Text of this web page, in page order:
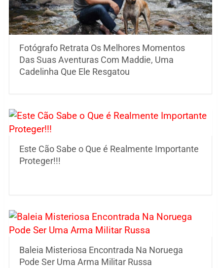
Fotógrafo Retrata Os Melhores Momentos
Das Suas Aventuras Com Maddie, Uma
Cadelinha Que Ele Resgatou
Este Cão Sabe o Que é Realmente Importante
Proteger!!!
Baleia Misteriosa Encontrada Na Noruega
Pode Ser Uma Arma Militar Russa